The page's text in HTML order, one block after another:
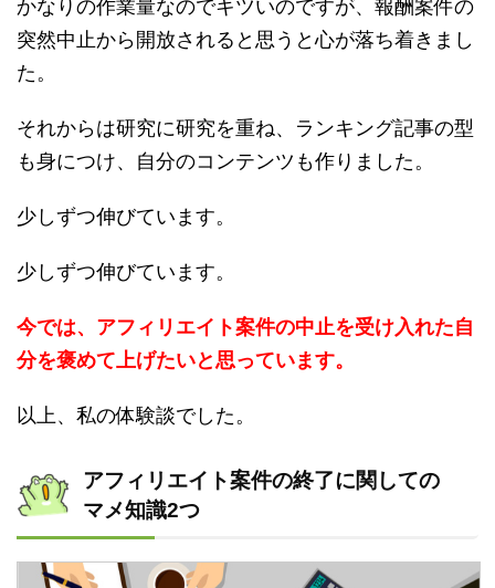
かなりの作業量なのでキツいのですが、報酬案件の
突然中止から開放されると思うと心が落ち着きまし
た。
それからは研究に研究を重ね、ランキング記事の型
も身につけ、自分のコンテンツも作りました。
少しずつ伸びています。
少しずつ伸びています。
今では、アフィリエイト案件の中止を受け入れた自
分を褒めて上げたいと思っています。
以上、私の体験談でした。
アフィリエイト案件の終了に関しての
マメ知識2つ